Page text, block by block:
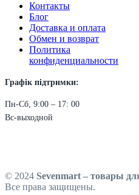
Контакты
Блог
Доставка и оплата
Обмен и возврат
Политика
конфиденциальности
Графік підтримки:
Пн-Сб, 9:00 – 17: 00
Вс-выходной
© 2024 Sevenmart – товары
Все права защищены.